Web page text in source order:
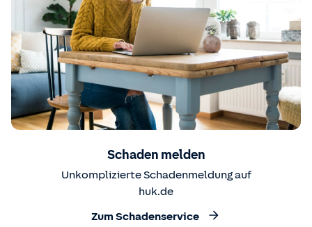
Schaden melden
Unkomplizierte Schadenmeldung auf
huk.de
Zum Schadenservice